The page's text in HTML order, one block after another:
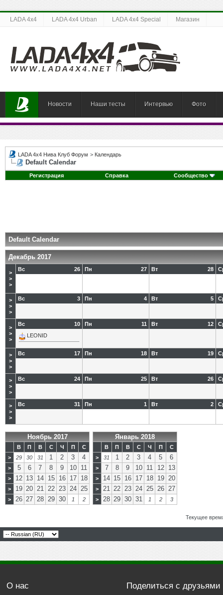
LADA 4x4 LADA 4x4 Urban LADA 4x4 Special Магазин
Новости Наши тесты Интервью Фото
LADA 4x4 Нива Клуб Форум > Календарь
Default Calendar
Регистрация Справка Сообщество
Default Calendar
Декабрь 2017
>
>
>
26
Вс 27
Пн 28
Вт
>
>
>
3
Вс 4
Пн 5
Вт
>
>
>
10
Вс
LEONID
11
Пн 12
Вт
>
>
>
17
Вс 18
Пн 19
Вт
>
>
>
24
Вс 25
Пн 26
Вт
>
>
>
31
Вс 1
Пн 2
Вт
Ноябрь 2017
В П В С Ч П
С
>
29 30 31 1 2 3 4
> 5 6 7 8 9 10 11
> 12 13 14 15 16 17 18
> 19 20 21 22 23 24 25
> 26 27 28 29 30 1 2
Январь 2018
В П В С Ч П
С
>
31 1 2 3 4 5 6
> 7 8 9 10 11 12 13
> 14 15 16 17 18 19 20
> 21 22 23 24 25 26 27
> 28 29 30 31 1 2 3
Текущее
О нас Поделиться с друзьями